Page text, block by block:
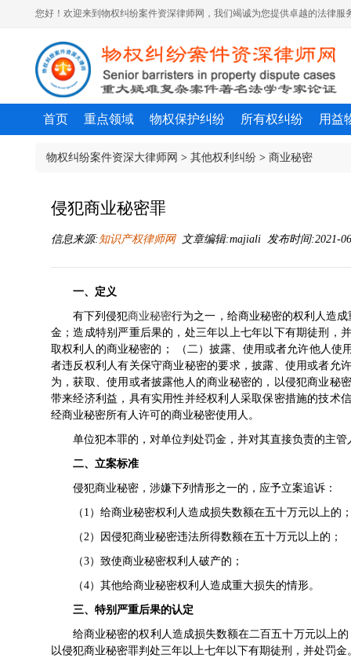
您好！欢迎来到物权纠纷案件资深律师网，我们竭诚为您提供卓越的法律服
首页 重点领域 物权保护纠纷 所有权纠纷 用益
物权纠纷案件资深大律师网 > 其他权利纠纷 > 商业秘密
侵犯商业秘密罪
信息来源: 知识产权律师网文章编辑:majiali 发布时间:2021-
一、定义
有下列侵犯商业秘密行为之一，给商业秘密的权利人造
金；造成特别严重后果的，处三年以上七年以下有期徒刑，
取权利人的商业秘密的； （二）披露、使用或者允许他人
者违反权利人有关保守商业秘密的要求，披露、使用或者允
为，获取、使用或者披露他人的商业秘密的，以侵犯商业秘
带来经济利益，具有实用性并经权利人采取保密措施的技术
经商业秘密所有人许可的商业秘密使用人。
单位犯本罪的，对单位判处罚金，并对其直接负责的主
二、立案标准
侵犯商业秘密，涉嫌下列情形之一的，应予立案追诉
（1）给商业秘密权利人造成损失数额在五十万元以
（2）因侵犯商业秘密违法所得数额在五十万元以上
（3）致使商业秘密权利人破产的；
（4）其他给商业秘密权利人造成重大损失的情形。
三、特别严重后果的认定
给商业秘密的权利人造成损失数额在二百五十万元以上
以侵犯商业秘密罪判处三年以上七年以下有期徒刑，并处罚金